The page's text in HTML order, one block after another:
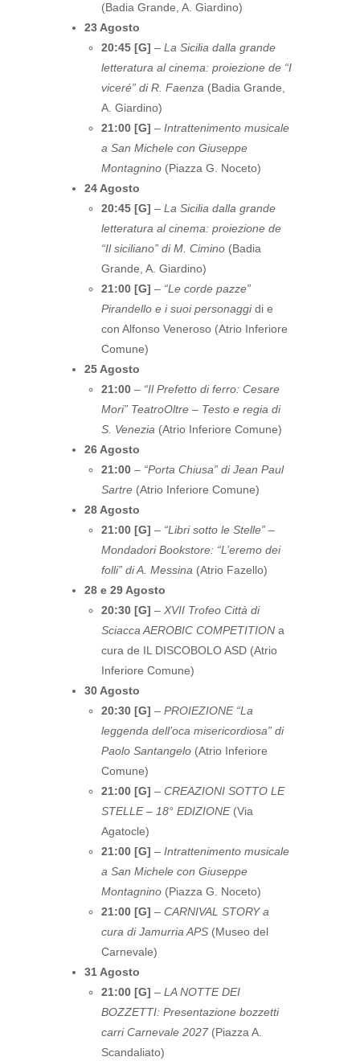
(Badia Grande, A. Giardino)
23 Agosto
20:45 [G] – La Sicilia dalla grande
letteratura al cinema: proiezione de “I
viceré” di R. Faenza (Badia Grande,
A. Giardino)
21:00 [G] – Intrattenimento musicale
a San Michele con Giuseppe
Montagnino (Piazza G. Noceto)
24 Agosto
20:45 [G] – La Sicilia dalla grande
letteratura al cinema: proiezione de
“Il siciliano” di M. Cimino (Badia
Grande, A. Giardino)
21:00 [G] – “Le corde pazze”
Pirandello e i suoi personaggidi e
con Alfonso Veneroso (Atrio Inferiore
Comune)
25 Agosto
21:00 – “Il Prefetto di ferro: Cesare
Mori” TeatroOltre – Testo e regia di
S. Venezia (Atrio Inferiore Comune)
26 Agosto
21:00 – “Porta Chiusa” di Jean Paul
Sartre (Atrio Inferiore Comune)
28 Agosto
21:00 [G] – “Libri sotto le Stelle” –
Mondadori Bookstore: “L’eremo dei
folli” di A. Messina (Atrio Fazello)
28 e 29 Agosto
20:30 [G] – XVII Trofeo Città di
Sciacca AEROBIC COMPETITION a
cura de IL DISCOBOLO ASD (Atrio
Inferiore Comune)
30 Agosto
20:30 [G] – PROIEZIONE “La
leggenda dell’oca misericordiosa” di
Paolo Santangelo (Atrio Inferiore
Comune)
21:00 [G] – CREAZIONI SOTTO LE
STELLE – 18° EDIZIONE(Via
Agatocle)
21:00 [G] – Intrattenimento musicale
a San Michele con Giuseppe
Montagnino (Piazza G. Noceto)
21:00 [G] – CARNIVAL STORY a
cura di Jamurria APS (Museo del
Carnevale)
31 Agosto
21:00 [G] – LA NOTTE DEI
BOZZETTI: Presentazione bozzetti
carri Carnevale 2027 (Piazza A.
Scandaliato)